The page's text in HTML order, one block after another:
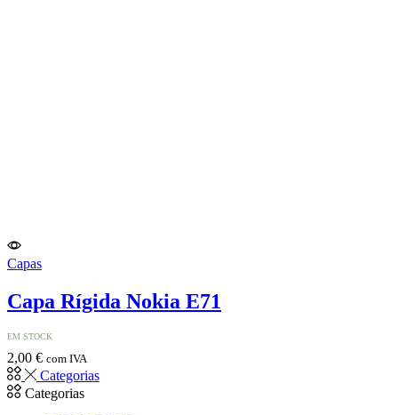
Capas
Capa Rígida Nokia E71
EM STOCK
2,00 € com IVA
Categorias
Categorias